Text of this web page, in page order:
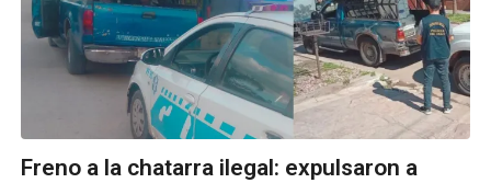
Freno a la chatarra ilegal: expulsaron a